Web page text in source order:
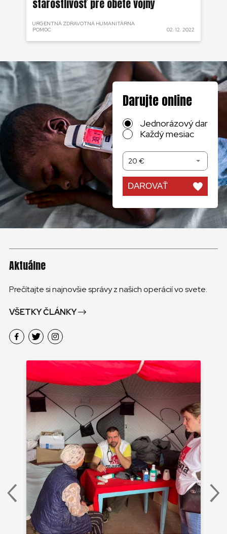
starostlivosť pre obete vojny
URGENTNÁ ZDRAVOTNÁ HUMANITÁRNA
POMOC
02. 12. 2022
Darujte online
Jednorázový dar
Každý mesiac
20 €
DAROVAŤ
Aktuálne
Prečítajte si najnovšie správy z našich operácií vo svete.
VŠETKY ČLÁNKY